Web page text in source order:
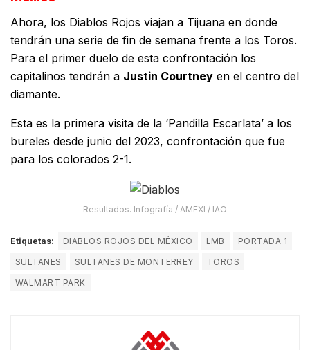
Ahora, los Diablos Rojos viajan a Tijuana en donde
tendrán una serie de fin de semana frente a los Toros.
Para el primer duelo de esta confrontación los
capitalinos tendrán a Justin Courtney en el centro del
diamante.
Esta es la primera visita de la ‘Pandilla Escarlata’ a los
bureles desde junio del 2023, confrontación que fue
para los colorados 2-1.
Resultados. Infografía / AMEXI / IAO
Etiquetas: DIABLOS ROJOS DEL MÉXICO LMB
PORTADA 1
SULTANES
SULTANES DE MONTERREY
TOROS
WALMART PARK